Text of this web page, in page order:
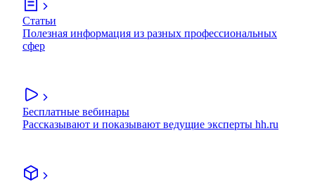
Статьи
Полезная информация из разных профессиональных
сфер
Бесплатные вебинары
Рассказывают и показывают ведущие эксперты hh.ru